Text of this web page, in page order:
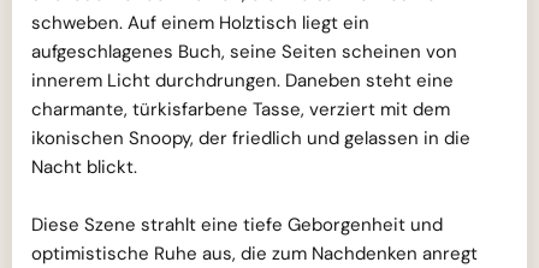
schweben. Auf einem Holztisch liegt ein
aufgeschlagenes Buch, seine Seiten scheinen von
innerem Licht durchdrungen. Daneben steht eine
charmante, türkisfarbene Tasse, verziert mit dem
ikonischen Snoopy, der friedlich und gelassen in die
Nacht blickt.
Diese Szene strahlt eine tiefe Geborgenheit und
optimistische Ruhe aus, die zum Nachdenken anregt